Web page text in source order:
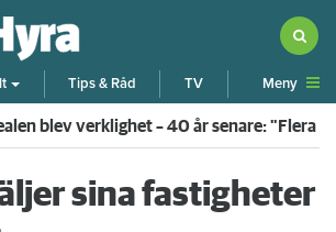
Tips & Råd TV Meny
blev verklighet – 40 år senare: "Flera
sina fastigheter